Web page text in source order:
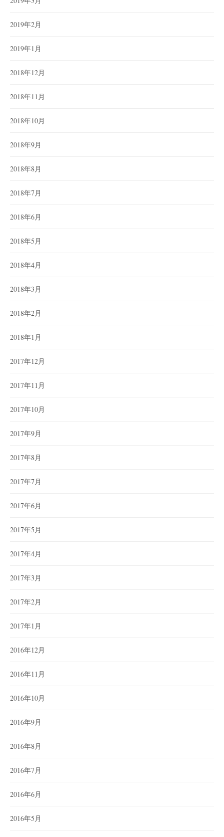
2019年2月
2019年1月
2018年12月
2018年11月
2018年10月
2018年9月
2018年8月
2018年7月
2018年6月
2018年5月
2018年4月
2018年3月
2018年2月
2018年1月
2017年12月
2017年11月
2017年10月
2017年9月
2017年8月
2017年7月
2017年6月
2017年5月
2017年4月
2017年3月
2017年2月
2017年1月
2016年12月
2016年11月
2016年10月
2016年9月
2016年8月
2016年7月
2016年6月
2016年5月